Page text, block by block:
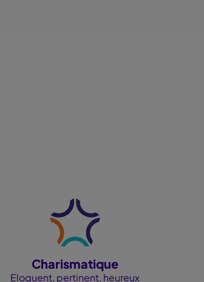
Charismatique
Eloquent, pertinent, heureux